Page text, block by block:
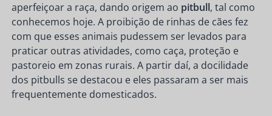
aperfeiçoar a raça, dando origem ao pitbull, tal como
conhecemos hoje. A proibição de rinhas de cães fez
com que esses animais pudessem ser levados para
praticar outras atividades, como caça, proteção e
pastoreio em zonas rurais. A partir daí, a docilidade
dos pitbulls se destacou e eles passaram a ser mais
frequentemente domesticados.